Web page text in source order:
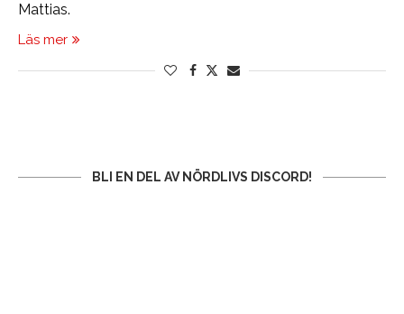
Mattias.
Läs mer
BLI EN DEL AV NÖRDLIVS DISCORD!